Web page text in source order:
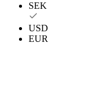
SEK
USD
EUR